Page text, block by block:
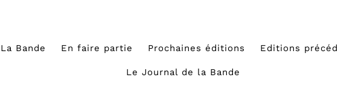
La Bande En faire partie Prochaines éditions Editions
Le Journal de la Bande